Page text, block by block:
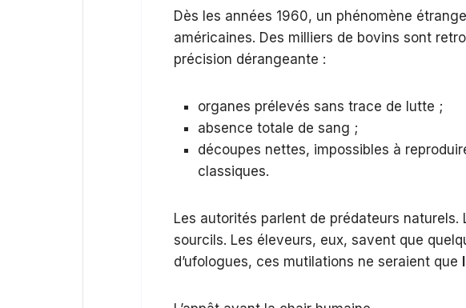
Dès les années 1960, un phénomène
américaines. Des milliers de bovins sont
précision dérangeante :
organes prélevés sans trace de lutte ;
absence totale de sang ;
découpes nettes, impossibles à
classiques.
Les autorités parlent de prédateurs
sourcils. Les éleveurs, eux, savent que
d’ufologues, ces mutilations ne seraient que